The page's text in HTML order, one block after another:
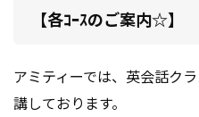
【各ｺｰｽのご案内☆】
アミティーでは、英会話ク
講しております。